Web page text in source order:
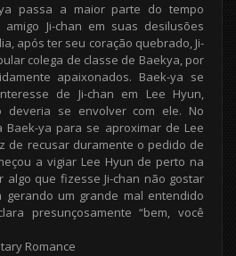
ya passa a maior parte do tempo
Ji-chan em suas desilusões
após ter seu coração quebrado, Ji-
colega de classe de Baekya, por
apaixonados. Baek-ya se
de Ji-chan em Lee Hyun,
deveria se envolver com ele. No
Baek-ya para se aproximar de Lee
de recusar duramente o pedido de
a vigiar Lee Hyun de perto na
algo que fizesse Ji-chan não gostar
gerando um grande mal entendido
presunçosamente “bem, você
Romance